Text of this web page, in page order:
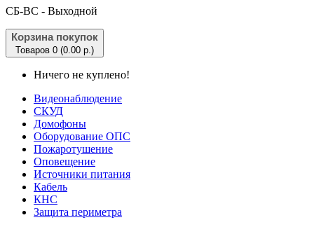
CБ-ВС - Выходной
Корзина покупок
Товаров 0 (0.00 р.)
Ничего не куплено!
Видеонаблюдение
СКУД
Домофоны
Оборудование ОПС
Пожаротушение
Оповещение
Источники питания
Кабель
КНС
Защита периметра